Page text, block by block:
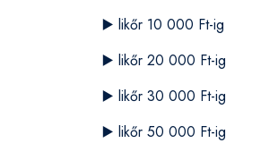
▶️ likőr 10 000 Ft-ig
▶️ likőr 20 000 Ft-ig
▶️ likőr 30 000 Ft-ig
▶️ likőr 50 000 Ft-ig